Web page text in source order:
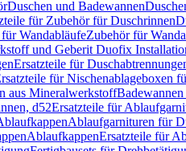
Duschen und Badewannen
für Zubehör für Duschrinnen
WandabläufeZubehör für
und Geberit Duofix
Ersatzteile für
für Nischenablageboxen
aus Mineralwerkstoff
d52Ersatzteile für
Ablaufgarnituren für
AblaufkappenErsatzteile für